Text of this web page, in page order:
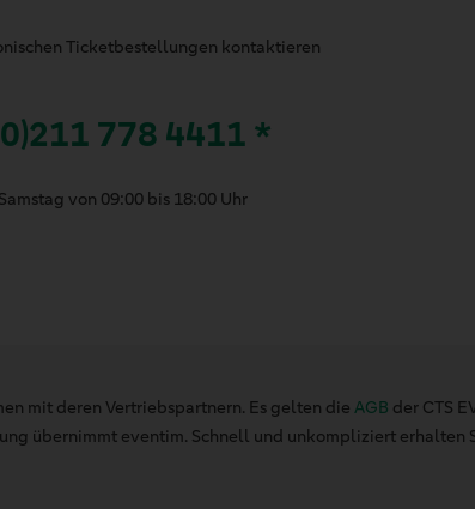
Ticketbestellungen kontaktieren
778 4411 *
von 09:00 bis 18:00 Uhr
mit deren Vertriebspartnern. Es gelten die AGB der CTS
übernimmt eventim. Schnell und unkompliziert erhalten